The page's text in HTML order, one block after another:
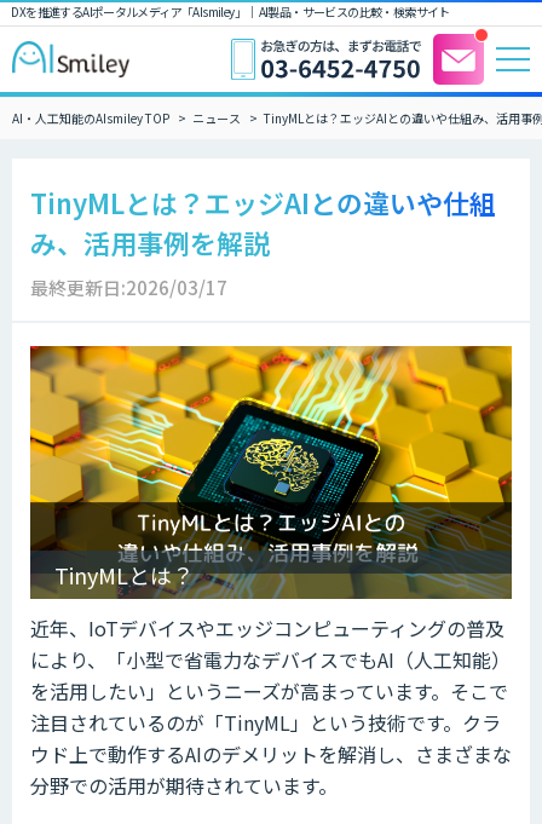
DXを推進するAIポータルメディア「AIsmiley」｜ AI製品・サービスの比較・検索サイト
AI・人工知能のAIsmiley TOP ニュース TinyMLとは？エッジAIとの違いや仕組み、活用事
TinyMLとは？エッジAIとの違いや仕組
み、活用事例を解説
最終更新日:2026/03/17
TinyMLとは？
近年、IoTデバイスやエッジコンピューティングの普及
により、「小型で省電力なデバイスでもAI（人工知能）
を活用したい」というニーズが高まっています。そこで
注目されているのが「TinyML」という技術です。クラ
ウド上で動作するAIのデメリットを解消し、さまざまな
分野での活用が期待されています。